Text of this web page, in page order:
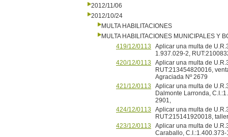
2012/11/06
2012/10/24
MULTA HABILITACIONES
MULTA HABILITACIONES MUNICIPALES Y
419/12/0113
Aplicar una multa de
1.937.029-2,
420/12/0113
Aplicar una multa de
RUT:213454820016,
Agraciada Nº 2679
421/12/0113
Aplicar una multa de
Dalmonte Larronda,
2901,
424/12/0113
Aplicar una multa de
RUT:215141920018,
423/12/0113
Aplicar una multa de
Caraballo, C.I.:1.400.373-